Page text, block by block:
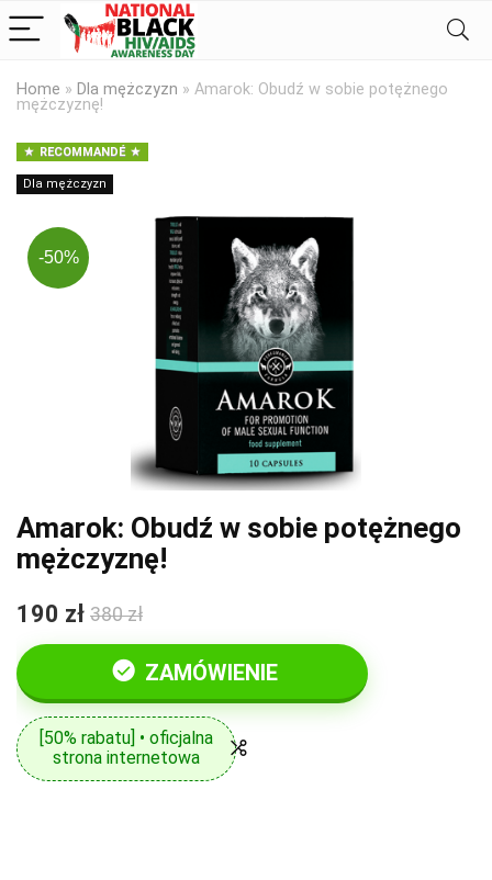
Home » Dla mężczyzn » Amarok: Obudź w sobie potężnego
mężczyznę!
RECOMMANDÉ
Dla mężczyzn
-50%
Amarok: Obudź w sobie potężnego
mężczyznę!
190 zł 380 zł
ZAMÓWIENIE
[50% rabatu] • oficjalna
strona internetowa